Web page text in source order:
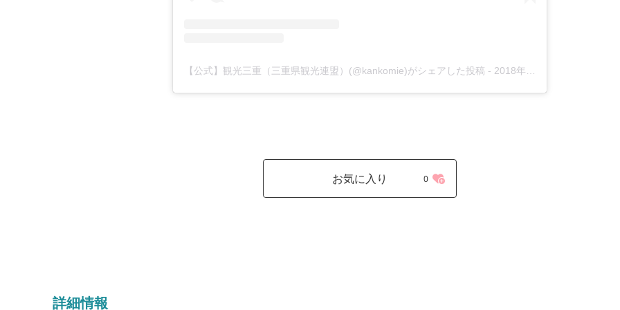
【公式】観光三重（三重県観光連盟）(@kankomie)がシェアした投稿 - 2018年 7月月22日午前4時50分PDT
お気に入り 0
詳細情報